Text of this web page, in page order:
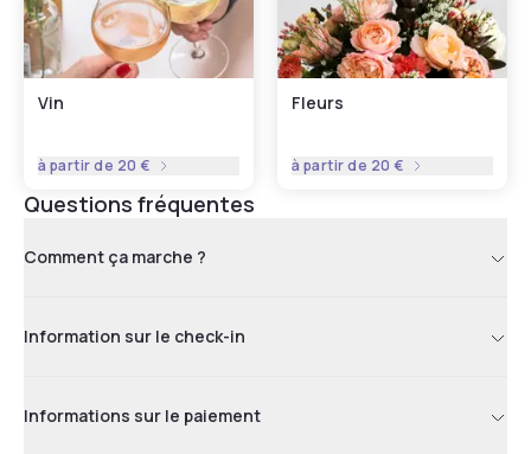
Vin
à partir de 20 €
Fleurs
à partir de 20 €
Questions fréquentes
Comment ça marche ?
Information sur le check-in
Informations sur le paiement